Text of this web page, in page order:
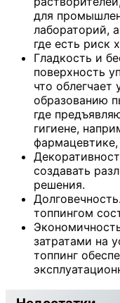
для
лабораторий,
где есть риск
Гладкость и
поверхность
что облегчает
образованию
где
гигиене,
создавать
решения.
топпингом
затратами на
топпинг